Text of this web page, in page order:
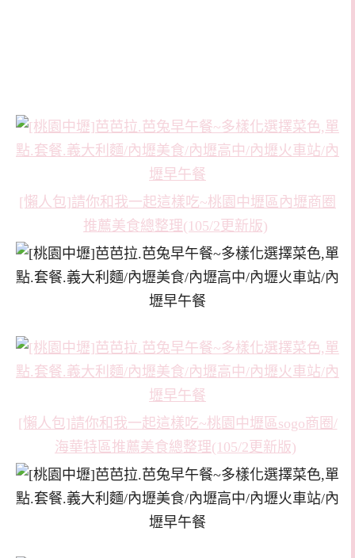
[懶人包]請你和我一起這樣吃~桃園中壢區內壢商圈
推薦美食總整理(105/2更新版)
[懶人包]請你和我一起這樣吃~桃園中壢區sogo商圈/
海華特區推薦美食總整理(105/2更新版)